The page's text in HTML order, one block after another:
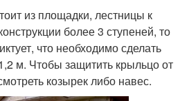
из площадки, лестницы к
более 3 ступеней, то
что необходимо сделать
м. Чтобы защитить крыльцо от
козырек либо навес.